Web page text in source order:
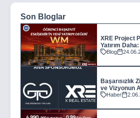
Son Bloglar
XRE Project
Yatırım
Blog
Başarısızlık
ve Vizyonun
Haber